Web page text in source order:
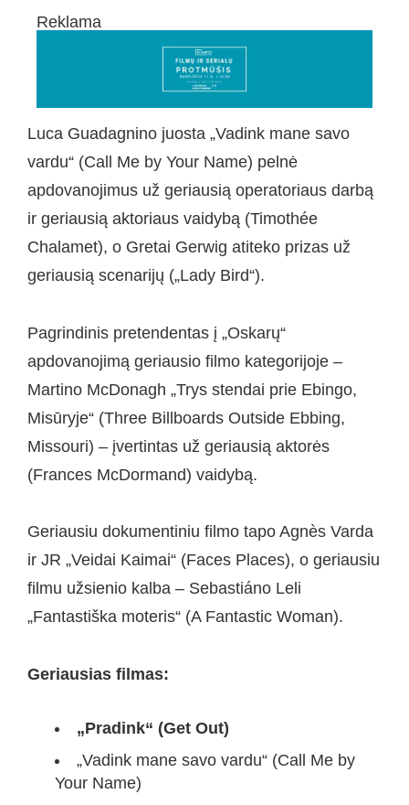
Reklama
Luca Guadagnino juosta „Vadink mane savo
vardu“ (Call Me by Your Name) pelnė
apdovanojimus už geriausią operatoriaus darbą
ir geriausią aktoriaus vaidybą (Timothée
Chalamet), o Gretai Gerwig atiteko prizas už
geriausią scenarijų („Lady Bird“).
Pagrindinis pretendentas į „Oskarų“
apdovanojimą geriausio filmo kategorijoje –
Martino McDonagh „Trys stendai prie Ebingo,
Misūryje“ (Three Billboards Outside Ebbing,
Missouri) – įvertintas už geriausią aktorės
(Frances McDormand) vaidybą.
Geriausiu dokumentiniu filmo tapo Agnès Varda
ir JR „Veidai Kaimai“ (Faces Places), o geriausiu
filmu užsienio kalba – Sebastiáno Leli
„Fantastiška moteris“ (A Fantastic Woman).
Geriausias filmas:
„Pradink“ (Get Out)
„Vadink mane savo vardu“ (Call Me by
Your Name)